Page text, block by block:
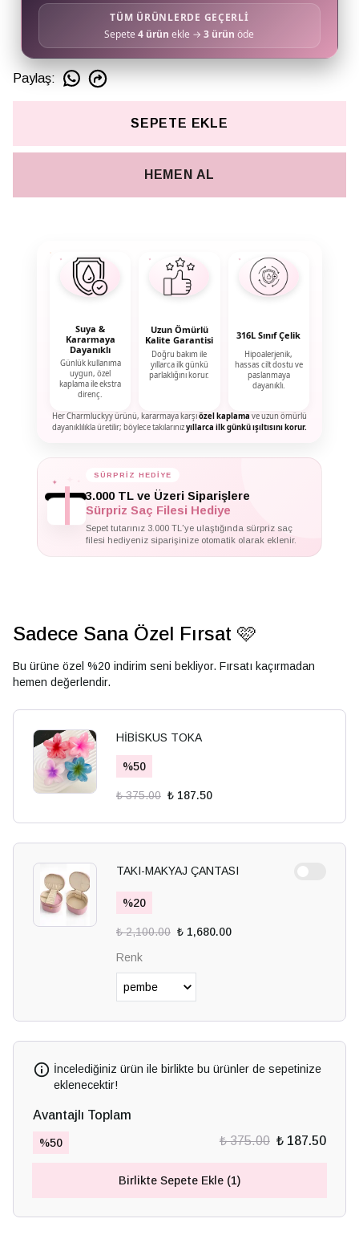
TÜM ÜRÜNLERDE GEÇERLİ
Sepete4 ürün ekle →3 ürün öde
Paylaş:
SEPETE EKLE
HEMEN AL
Suya &
Kararmaya
Dayanıklı
Günlük kullanıma
uygun, özel
kaplama ile ekstra
direnç.
Uzun Ömürlü
Kalite Garantisi
Doğru bakım ile
yıllarca ilk günkü
parlaklığını korur.
316L Sınıf Çelik
Hipoalerjenik,
hassas cilt dostu ve
paslanmaya
dayanıklı.
Her Charmluckyy ürünü, kararmaya karşıözel kaplama ve uzun ömürlü
dayanıklılıkla üretilir; böylece takılarınızyıllarca ilk günkü ışıltısını korur.
✦ ✦
SÜRPRİZ HEDİYE
3.000 TL ve Üzeri Siparişlere
Sürpriz Saç Filesi Hediye
Sepet tutarınız 3.000 TL'ye ulaştığında sürpriz saç
filesi hediyeniz siparişinize otomatik olarak eklenir.
Sadece Sana Özel Fırsat 🩷
Bu ürüne özel %20 indirim seni bekliyor. Fırsatı kaçırmadan
hemen değerlendir.
HİBİSKUS TOKA
%50
₺ 375.00 ₺ 187.50
TAKI-MAKYAJ ÇANTASI
%20
₺ 2,100.00 ₺ 1,680.00
Renk
İncelediğiniz ürün ile birlikte bu ürünler de sepetinize
eklenecektir!
Avantajlı Toplam
%50 ₺ 375.00 ₺ 187.50
Birlikte Sepete Ekle (1)